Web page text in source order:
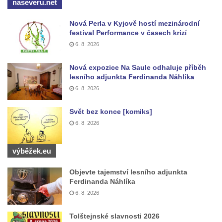
Jidášovo
Křížová cesta Římov – VI. kaple – Olivetská
hora (Getsemanská zahrada)
Křížová cesta Římov – V. kaple – Smutná
duše
Křížová cesta Římov – IV. kaple – Pustá ves
Křížová cesta Římov – III. kaple – Stádní
brána
Křížová cesta Římov – II. kaple – Poslední
večeře Páně
Křížová cesta Římov – I. kaple – Loučení
Márnice na hřbitově v Římově
Kaple v Horním Třeboníně
Kaple Panny Marie v Horním Třeboníně
naseveru.net
Nová Perla v Kyjově hostí mezinárodní
festival Performance v časech krizí
6. 8. 2026
Nová expozice Na Saule odhaluje příběh
lesního adjunkta Ferdinanda Náhlíka
6. 8. 2026
Svět bez konce [komiks]
6. 8. 2026
výběžek.eu
Objevte tajemství lesního adjunkta
Ferdinanda Náhlíka
6. 8. 2026
Tolštejnské slavnosti 2026